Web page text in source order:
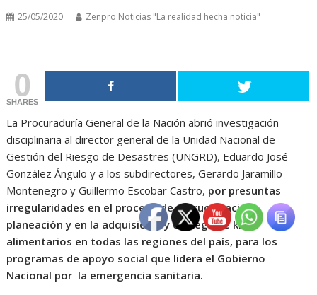
25/05/2020 Zenpro Noticias "La realidad hecha noticia"
0
SHARES
La Procuraduría General de la Nación abrió investigación
disciplinaria al director general de la Unidad Nacional de
Gestión del Riesgo de Desastres (UNGRD), Eduardo José
González Ángulo y a los subdirectores, Gerardo Jaramillo
Montenegro y Guillermo Escobar Castro, por presuntas
irregularidades en el proceso de estructuración,
planeación y en la adquisición y entrega de kits
alimentarios en todas las regiones del país, para los
programas de apoyo social que lidera el Gobierno
Nacional por la emergencia sanitaria.